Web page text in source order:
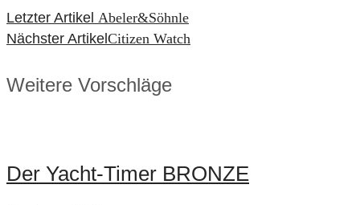
Beitragsnavigation
Letzter Artikel Abeler&Söhnle
Nächster ArtikelCitizen Watch
Weitere Vorschläge
Der Yacht-Timer BRONZE